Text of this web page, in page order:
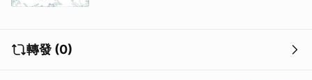
轉發 (0)